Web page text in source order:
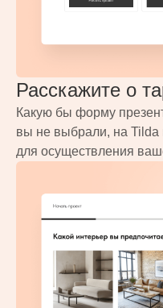
Расскажите о
Какую бы форму
вы не выбрали, на Tilda
для осуществления